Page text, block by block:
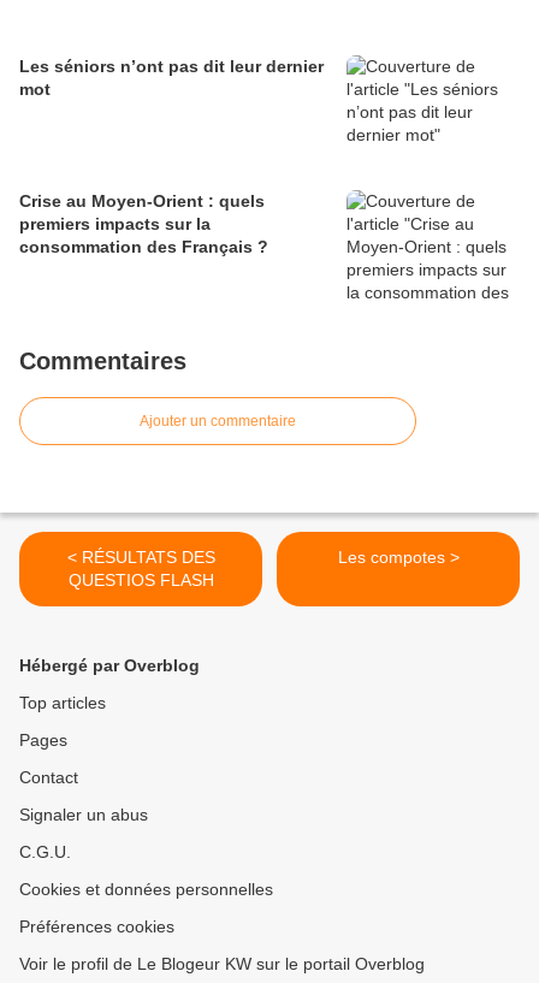
Les séniors n’ont pas dit leur dernier
mot
Crise au Moyen-Orient : quels
premiers impacts sur la
consommation des Français ?
Commentaires
Ajouter un commentaire
< RÉSULTATS DES
QUESTIOS FLASH
Les compotes >
Hébergé par Overblog
Top articles
Pages
Contact
Signaler un abus
C.G.U.
Cookies et données personnelles
Préférences cookies
Voir le profil de Le Blogeur KW sur le portail Overblog